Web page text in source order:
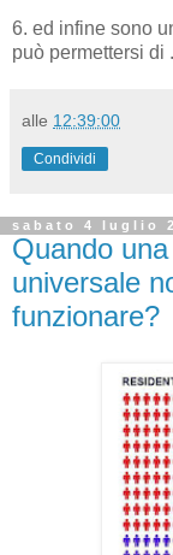
6. ed infine sono
può permettersi di
alle 12:39:00
Condividi
sabato 4 luglio
Quando
universale
funzionare?